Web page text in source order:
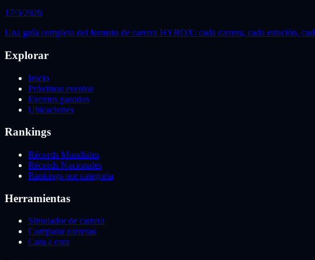
17/3/2026
Una guía completa del formato de carrera HYROX: cada carrera, cada estación,
Explorar
Inicio
Próximos eventos
Eventos pasados
Ubicaciones
Rankings
Récords Mundiales
Récords Nacionales
Rankings por categoría
Herramientas
Simulador de carrera
Comparar carreras
Cara a cara